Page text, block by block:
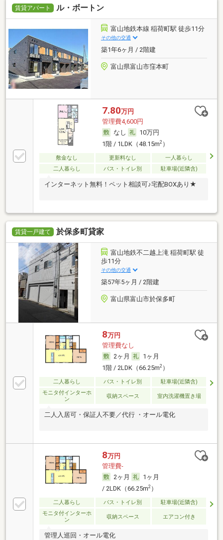
賃貸アパート ル・ボートン
富山地鉄本線 稲荷町駅 徒歩11分
その他の交通
築1年6ヶ月 / 2階建
富山県富山市窪本町
7.80万円
管理費4,600円
なし
10万円
1階 / 1LDK（48.15m2）
敷金なし 更新料なし
一人暮らし
二人暮らし
バス・トイレ別 駐車場(近隣含)
インターネット無料！ペット相談可♪宅配BOXあり★
賃貸一戸建て 於保多町貸家
富山地鉄不二越上滝 稲荷町駅 徒
歩11分
その他の交通
築57年5ヶ月 / 2階建
富山県富山市於保多町
8万円
管理費なし
2ヶ月
1ヶ月
1階 / 2LDK（66.25m2）
二人暮らし バス・トイレ別
駐車場(近隣含)
モニタ付インターホ
ン
収納スペース 室内洗濯機置き場
二人入居可・保証人不要／代行 ・オール電化
8万円
管理費-
2ヶ月
1ヶ月
/ 2LDK（66.25m2）
二人暮らし バス・トイレ別
駐車場(近隣含)
モニタ付インターホ
ン
収納スペース エアコン付き
管理人巡回・オール電化